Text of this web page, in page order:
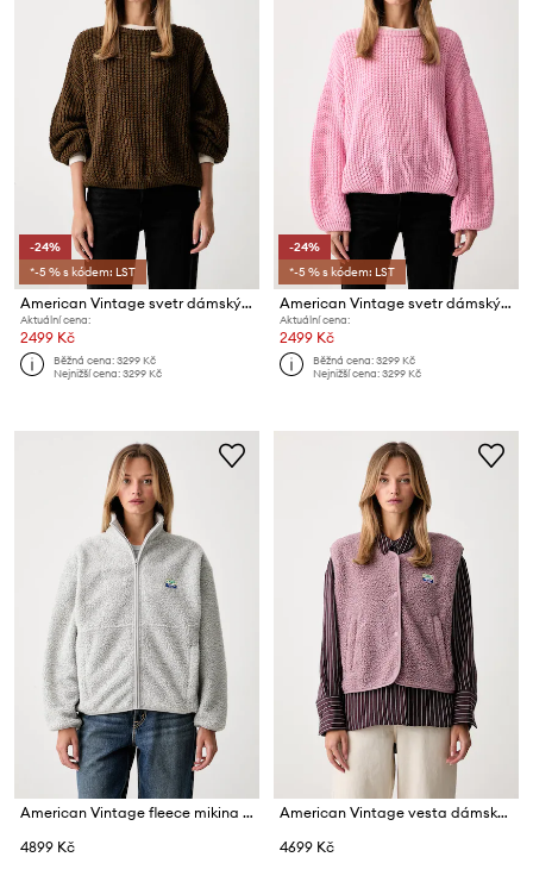
-24%
*-5 % s kódem: LST
American Vintage svetr dámský s vlnou
Aktuální cena:
2499 Kč
Běžná cena:3299 Kč
Nejnižší cena:3299 Kč
-24%
*-5 % s kódem: LST
American Vintage svetr dámský s vlnou
Aktuální cena:
2499 Kč
Běžná cena:3299 Kč
Nejnižší cena:3299 Kč
American Vintage fleece mikina dámská
4899 Kč
American Vintage vesta dámská fleecová
4699 Kč